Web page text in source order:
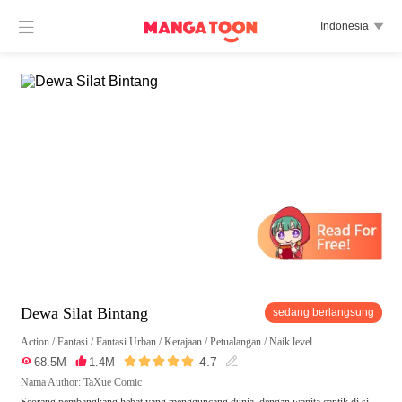
 Indonesia 
Dewa Silat Bintang sedang berlangsung
Action /Fantasi /Fantasi Urban /Kerajaan /Petualangan /Naik level
 68.5M  1.4M  4.7 
Nama Author: TaXue Comic